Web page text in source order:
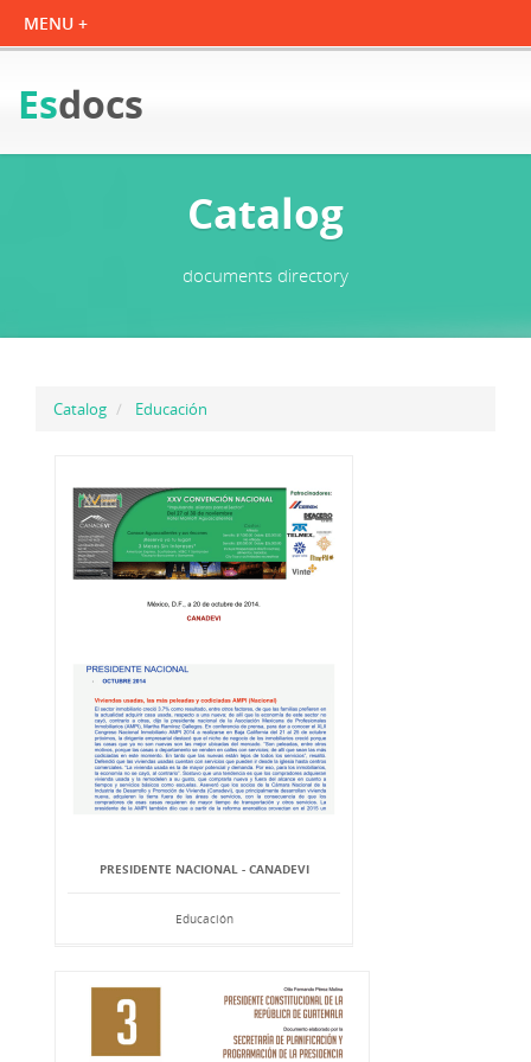
Esdocs
Catalog
documents directory
Catalog Educación
PRESIDENTE NACIONAL - CANADEVI
Educación